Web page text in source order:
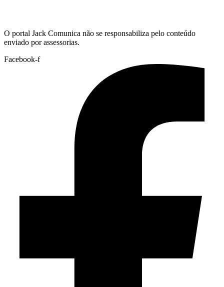
O portal Jack Comunica não se responsabiliza pelo conteúdo
enviado por assessorias.
Facebook-f